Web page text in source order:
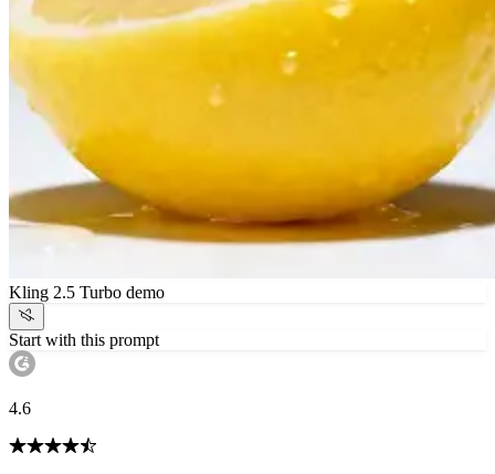
Kling 2.5 Turbo demo
Start with this prompt
4.6